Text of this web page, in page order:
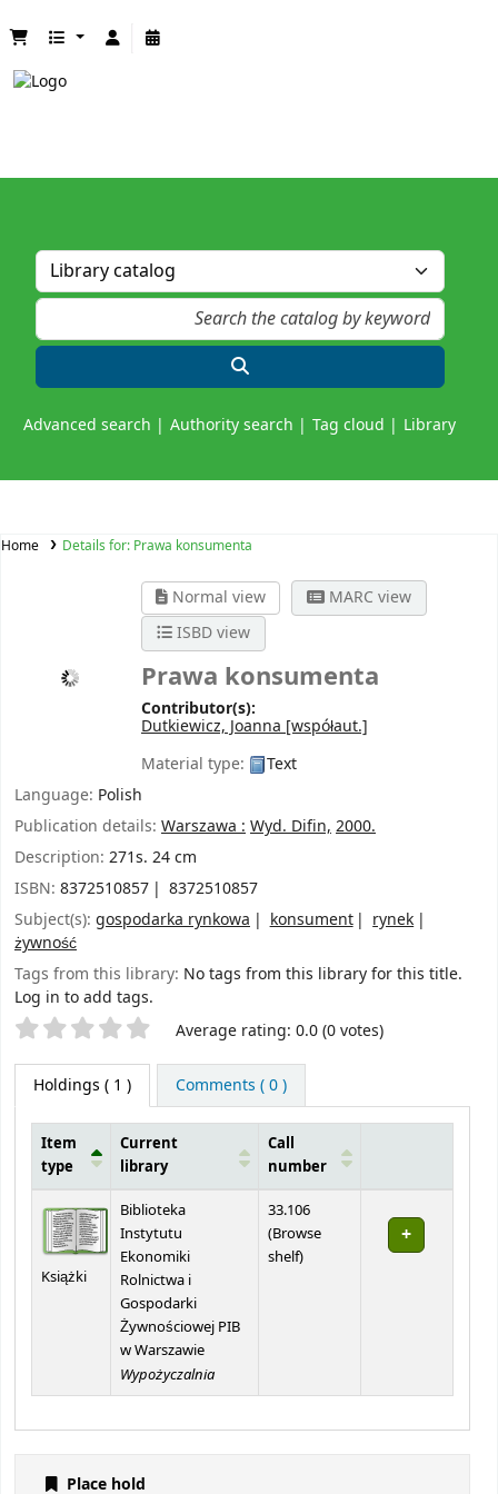
Advanced search Authority search Tag cloud Library
Home Details for: Prawa konsumenta
Normal view
MARC view
ISBD view
Prawa konsumenta
Contributor(s):
Dutkiewicz, Joanna [współaut.]
Material type:
Text
Language: Polish
Publication details: Warszawa : Wyd. Difin, 2000.
Description: 271s. 24 cm
ISBN: 8372510857
8372510857
Subject(s): gospodarka rynkowa konsument
rynek
żywność
Tags from this library: No tags from this library for this title.
Log in to add tags.
Star ratings Average rating: 0.0 (0 votes)
Holdings ( 1 ) Comments ( 0 )
Item
type
Current
library
Call
number
Książki
Biblioteka
Instytutu
Ekonomiki
Rolnictwa i
Gospodarki
Żywnościowej PIB
w Warszawie
Wypożyczalnia
33.106
(Browse
shelf(Opens below)
)
Place hold